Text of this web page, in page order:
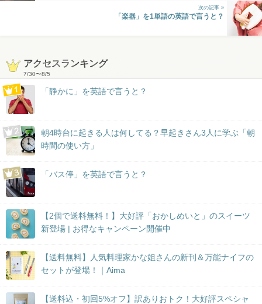
次の記事 »
「楽器」を1単語の英語で言うと？
アクセスランキング
7/30〜8/5
「静かに」を英語で言うと？
朝4時台に起きる人は何してる？早起きさん3人に学ぶ「朝
時間の使い方」
「バス停」を英語で言うと？
【2個で送料無料！】大好評「おかしめいと」のスイーツ
新登場 | お得なキャンペーン開催中
【送料無料】人気料理家かな姐さんの新刊＆万能ナイフの
セットが登場！｜Aima
【送料込・初回5%オフ】訳ありおトク！大好評スペシャ